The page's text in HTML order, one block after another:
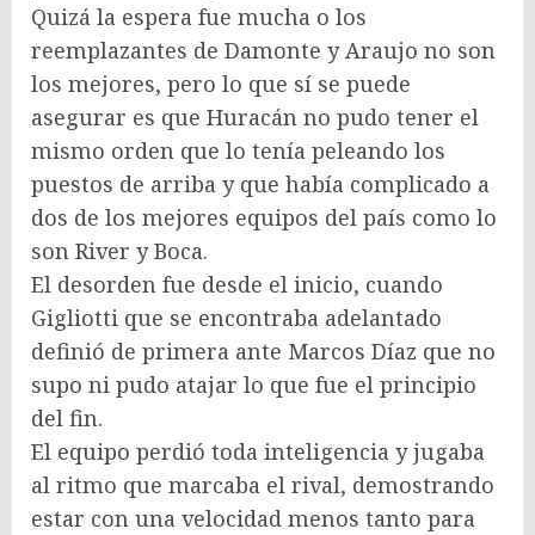
Quizá la espera fue mucha o los
reemplazantes de Damonte y Araujo no son
los mejores, pero lo que sí se puede
asegurar es que Huracán no pudo tener el
mismo orden que lo tenía peleando los
puestos de arriba y que había complicado a
dos de los mejores equipos del país como lo
son River y Boca.
El desorden fue desde el inicio, cuando
Gigliotti que se encontraba adelantado
definió de primera ante Marcos Díaz que no
supo ni pudo atajar lo que fue el principio
del fin.
El equipo perdió toda inteligencia y jugaba
al ritmo que marcaba el rival, demostrando
estar con una velocidad menos tanto para